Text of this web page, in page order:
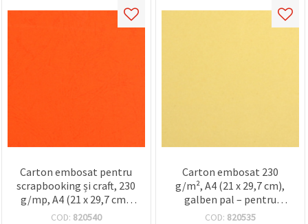
Carton embosat pentru
scrapbooking și craft, 230
g/mp, A4 (21 x 29,7 cm),
portocaliu
COD: 820540
Carton embosat 230
g/m², A4 (21 x 29,7 cm),
galben pal – pentru
hobby, craft și
COD: 820535